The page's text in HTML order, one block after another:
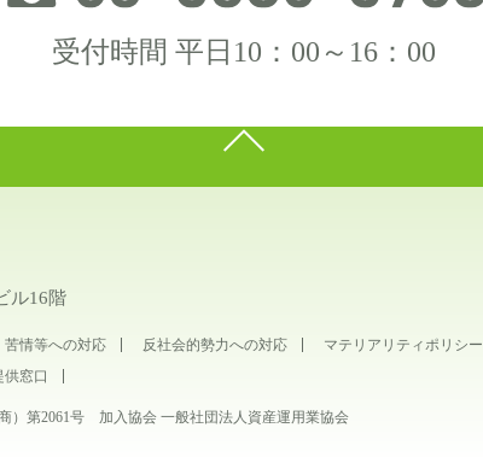
受付時間 平日10：00～16：00
ル16階
苦情等への対応 反社会的勢力への対応
マテリアリティポリシー
窓口
第2061号 加入協会 一般社団法人資産運用業協会